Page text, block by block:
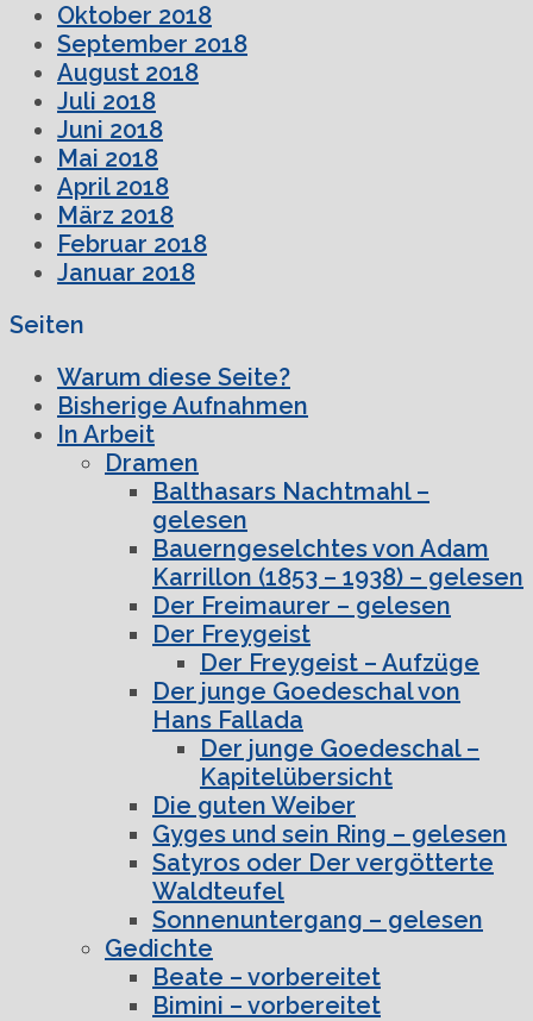
Oktober 2018
September 2018
August 2018
Juli 2018
Juni 2018
Mai 2018
April 2018
März 2018
Februar 2018
Januar 2018
Seiten
Warum diese Seite?
Bisherige Aufnahmen
In Arbeit
Dramen
Balthasars Nachtmahl –
gelesen
Bauerngeselchtes von Adam
Karrillon (1853 – 1938) – gelesen
Der Freimaurer – gelesen
Der Freygeist
Der Freygeist – Aufzüge
Der junge Goedeschal von
Hans Fallada
Der junge Goedeschal –
Kapitelübersicht
Die guten Weiber
Gyges und sein Ring – gelesen
Satyros oder Der vergötterte
Waldteufel
Sonnenuntergang – gelesen
Gedichte
Beate – vorbereitet
Bimini – vorbereitet